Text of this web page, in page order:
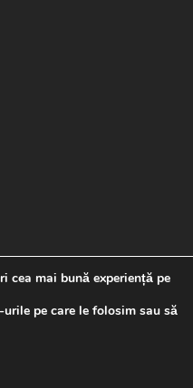
cea mai bună experiență pe
pe care le folosim sau să